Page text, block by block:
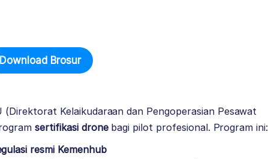
Download Brosur
Kelaikudaraan dan Pengoperasian Pesawat
sertifikasi dronebagi pilot profesional. Program ini:
resmi Kemenhub